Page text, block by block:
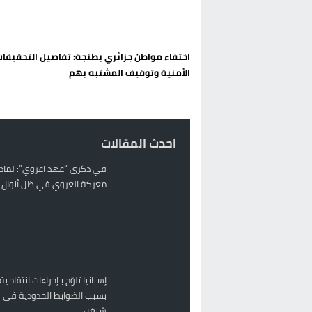
الحكومة الإسبانية تعلن عن ميزانية استثنائية بقيمة 25
اختفاء مواطن جزائري بطنجة: تفاصيل
الأمنية وتوقيف المشتبه بهم
احدث المقالات
في ذكرى “عهد اعروي”:
معركة العروي في ظل
إسبانيا تلوّح بـإجراءات
بسبب الضوابط الحدودية